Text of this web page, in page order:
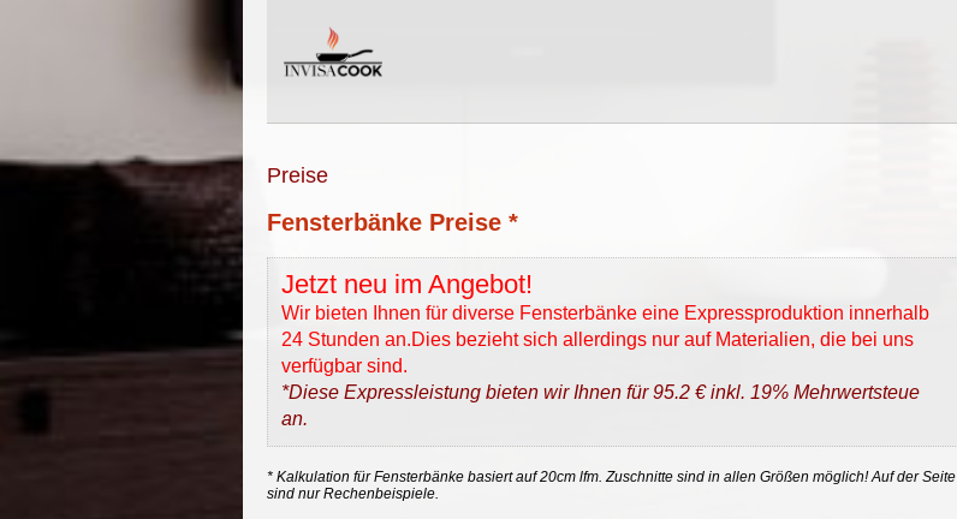
Preise
Fensterbänke Preise *
Jetzt neu im Angebot!
Wir bieten Ihnen für diverse Fensterbänke eine Expressproduktion innerhalb
24 Stunden an.Dies bezieht sich allerdings nur auf Materialien, die bei uns
verfügbar sind.
*Diese Expressleistung bieten wir Ihnen für 95.2 € inkl. 19% Mehrwertsteue
an.
* Kalkulation für Fensterbänke basiert auf 20cm lfm. Zuschnitte sind in allen Größen möglich! Auf der Seite
sind nur Rechenbeispiele.